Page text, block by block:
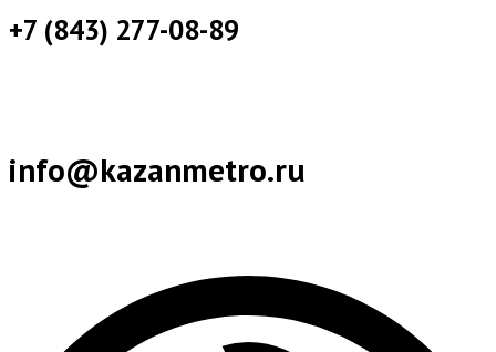
+7 (843) 277-08-89
info@kazanmetro.ru